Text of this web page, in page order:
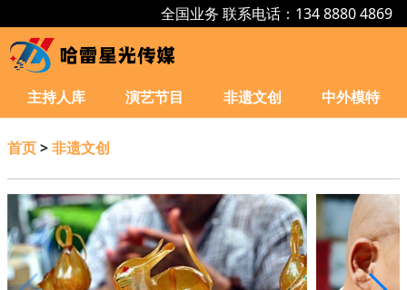
全国业务 联系电话：134 8880 4869
主持人库 演艺节目 非遗文创 中外模特
首页>非遗文创